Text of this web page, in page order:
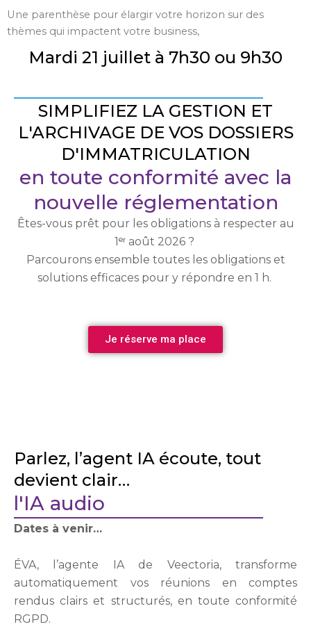
Une parenthèse pour élargir votre horizon sur des
thèmes qui impactent votre business,
Mardi 21 juillet à 7h30 ou 9h30
SIMPLIFIEZ LA GESTION ET
L'ARCHIVAGE DE VOS DOSSIERS
D'IMMATRICULATION
en toute conformité avec la
nouvelle réglementation
Êtes-vous prêt pour les obligations à respecter au
1ᵉʳ août 2026 ?
Parcourons ensemble toutes les obligations et
solutions efficaces pour y répondre en 1 h.
Je réserve ma place
Parlez, l’agent IA écoute, tout
devient clair…
l'IA audio
Dates à venir…
ÉVA, l’agente IA de Veectoria, transforme
automatiquement vos réunions en comptes
rendus clairs et structurés, en toute conformité
RGPD.